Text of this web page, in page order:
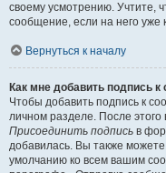
своему усмотрению. Учтите,
сообщение, если на него уже
Вернуться к началу
Как мне добавить подпись
Чтобы добавить подпись к
личном разделе. После
Присоединить подпись в
добавилась. Вы также
умолчанию ко всем вашим